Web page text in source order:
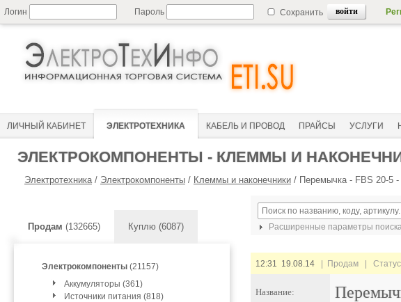
Логин Пароль Сохранить
ЛИЧНЫЙ КАБИНЕТ ЭЛЕКТРОТЕХНИКА КАБЕЛЬ И ПРОВОД ПРАЙСЫ УСЛУГИ
ЭЛЕКТРОКОМПОНЕНТЫ - КЛЕММЫ И
Электротехника/ Электрокомпоненты / Клеммы и наконечники / Перемычка - FBS 20-5
Продам (132665) Куплю (6087)
Электрокомпоненты (21157)
Аккумуляторы (361)
Источники питания (818)
Расширенные параметры
12:31 19.08.14 | Продам |
Название: